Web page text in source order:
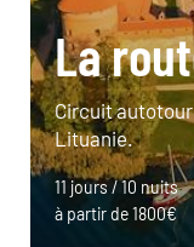
La
Circuit
Lituanie.
11 jours / 10 nuits
à partir de 1800€